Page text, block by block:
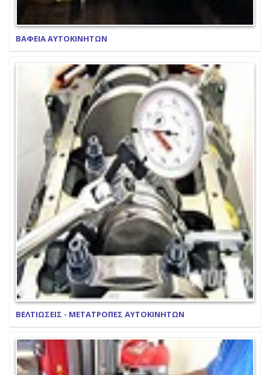
ΒΑΦΕΙΑ ΑΥΤΟΚΙΝΗΤΩΝ
ΒΕΛΤΙΩΣΕΙΣ - ΜΕΤΑΤΡΟΠΕΣ ΑΥΤΟΚΙΝΗΤΩΝ